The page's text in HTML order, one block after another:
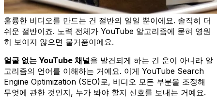
훌륭한 비디오를 만드는 건 절반의 일일 뿐이에요. 솔직히 더
쉬운 절반이죠. 노력 전체가 YouTube 알고리즘에 묻혀 영원
히 보이지 않으면 물거품이에요.
얼굴 없는 YouTube 채널을 발견되게 하는 건 운이 아니라 알
고리즘의 언어를 이해하는 거예요. 이게 YouTube Search
Engine Optimization (SEO)로, 비디오 모든 부분을 조정해
무엇에 관한 것인지, 누가 봐야 할지 신호를 보내는 거예요.